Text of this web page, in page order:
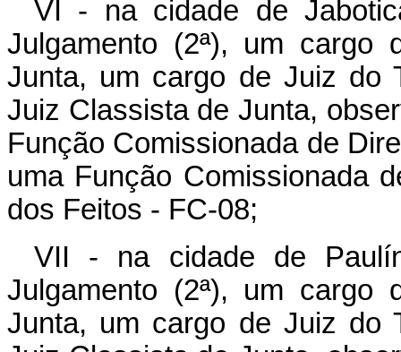
VI - na cidade de
Julgamento (2ª), um cargo
Junta, um cargo de Juiz do
Juiz Classista de Junta,
Função Comissionada de
uma Função Comissionada
dos Feitos - FC-08;
VII - na cidade de
Julgamento (2ª), um cargo
Junta, um cargo de Juiz do